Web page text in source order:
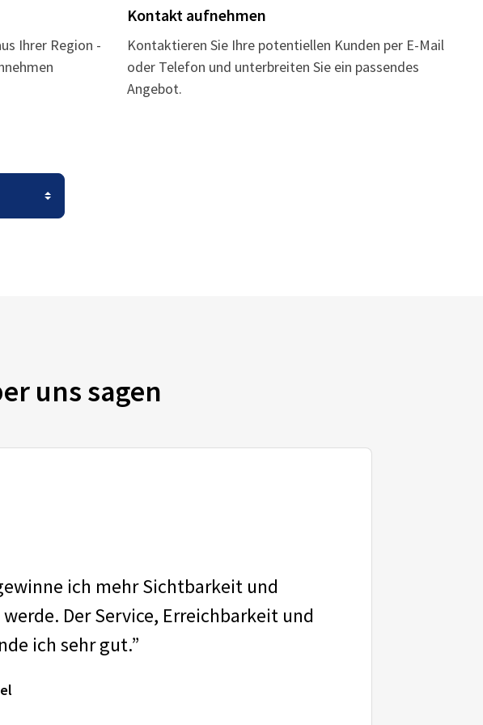
Ihrer Region -
Kontakt aufnehmen
Kontaktieren Sie Ihre potentiellen Kunden per E-Mail
oder Telefon und unterbreiten Sie ein passendes
Angebot.
uns sagen
ich mehr Sichtbarkeit und
Der Service, Erreichbarkeit und
ich sehr gut.”